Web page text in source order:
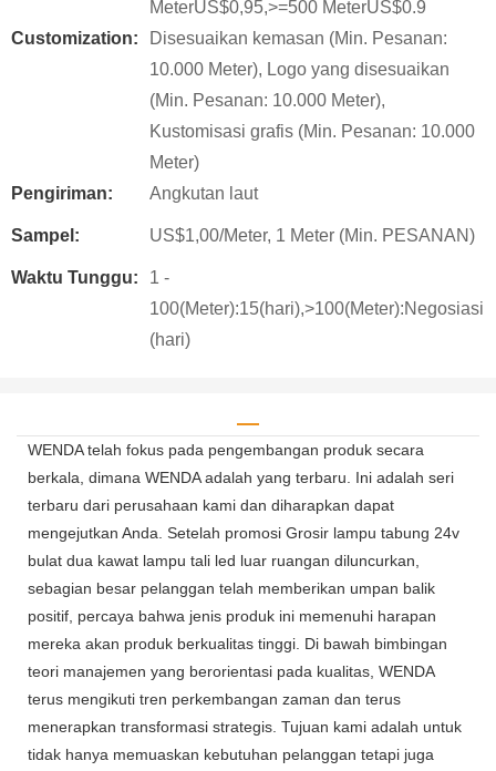
MeterUS$0,95,>=500 MeterUS$0.9
Customization:
Disesuaikan kemasan (Min. Pesanan:
10.000 Meter), Logo yang disesuaikan
(Min. Pesanan: 10.000 Meter),
Kustomisasi grafis (Min. Pesanan: 10.000
Meter)
Pengiriman:
Angkutan laut
Sampel: US$1,00/Meter, 1 Meter (Min. PESANAN)
Waktu Tunggu:
1 -
100(Meter):15(hari),>100(Meter):Negosiasi
(hari)
WENDA telah fokus pada pengembangan produk secara
berkala, dimana WENDA adalah yang terbaru. Ini adalah seri
terbaru dari perusahaan kami dan diharapkan dapat
mengejutkan Anda. Setelah promosi Grosir lampu tabung 24v
bulat dua kawat lampu tali led luar ruangan diluncurkan,
sebagian besar pelanggan telah memberikan umpan balik
positif, percaya bahwa jenis produk ini memenuhi harapan
mereka akan produk berkualitas tinggi. Di bawah bimbingan
teori manajemen yang berorientasi pada kualitas, WENDA
terus mengikuti tren perkembangan zaman dan terus
menerapkan transformasi strategis. Tujuan kami adalah untuk
tidak hanya memuaskan kebutuhan pelanggan tetapi juga